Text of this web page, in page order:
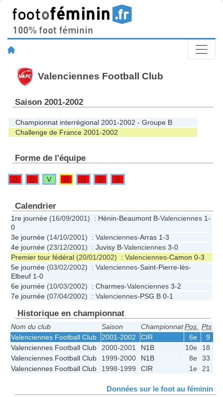
Valenciennes Football Club
Saison 2001-2002
Championnat interrégional 2001-2002 - Groupe B
Challenge de France 2001-2002
Forme de l'équipe
D D V D D D D
Calendrier
1re journée (16/09/2001) : Hénin-Beaumont B-Valenciennes 1-
0
3e journée (14/10/2001) : Valenciennes-Arras 1-3
4e journée (23/12/2001) : Juvisy B-Valenciennes 3-0
Premier tour fédéral (20/01/2002) : Valenciennes-Camon 0-3
5e journée (03/02/2002) : Valenciennes-Saint-Pierre-lès-
Elbeuf 1-0
6e journée (10/03/2002) : Charmes-Valenciennes 3-2
7e journée (07/04/2002) : Valenciennes-PSG B 0-1
Historique en championnat
Nom du club Saison ChampionnatPos. Pts
Valenciennes Football Club
2001-2002 CIR 6e 9
Valenciennes Football Club
2000-2001 N1B 10e 18
Valenciennes Football Club
1999-2000 N1B 8e 33
Valenciennes Football Club
1998-1999 CIR 1e 21
Données sur le foot au féminin